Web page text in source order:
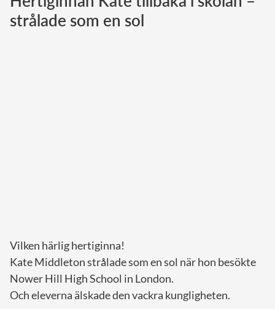
Norska kungahuset
strålade som en sol
Vilken härlig hertiginna!
Kate Middleton strålade som en sol när hon besökte
Nower Hill High School in London.
Och eleverna älskade den vackra kungligheten.